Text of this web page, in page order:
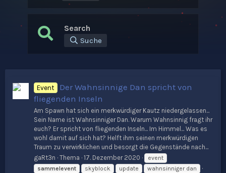
Search
Suche
Event
Der Wahnsinnige Dan spricht von
fliegenden Inseln
Am Spawn hat sich ein merkwürdiger Kautz niedergelassen...
Sein Name ist Wahnsinniger Dan. Warum Wahnsinnig fragt ihr
euch? Er spricht von fliegenden Inseln... Im Himmel... Was es
wohl damit auf sich hat? Helft ihm seinen merkwürdigen
Traum zu verwirklichen und besorgt die Gegenstände nach...
gaRt3n Thema 17. Dezember 2020
event
sammelevent
skyblock update wahnsinniger dan